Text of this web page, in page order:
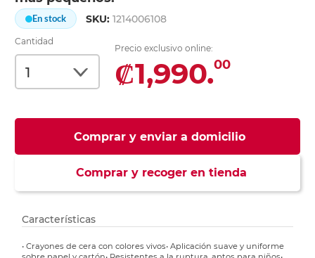
En stock SKU:1214006108
Cantidad
Precio exclusivo online:
₡1,990.00
Comprar y enviar a domicilio
Comprar y recoger en tienda
Características
• Crayones de cera con colores vivos• Aplicación suave y uniforme